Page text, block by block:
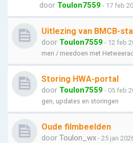
door Toulon7559 - 17 feb
Uitlezing van BMCB-
door Toulon7559 - 12 feb
men / meedoen met
Storing HWA-portal
door Toulon7559 - 05 feb
gen, updates en storingen
Oude filmbeelden
door Toulon_wx - 25 jan